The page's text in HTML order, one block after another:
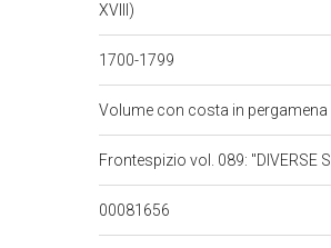
XVIII)
1700-1799
Volume con costa in pergamena
Frontespizio vol. 089: "DIVERSE
00081656